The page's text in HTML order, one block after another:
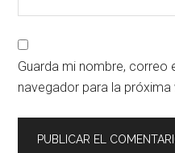
Guarda mi nombre, correo
navegador para la